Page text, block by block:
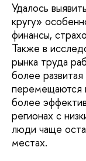
Удалось
кругу»
финансы,
Также в
рынка труда
более
перемещаются
более
регионах с
люди чаще
местах.